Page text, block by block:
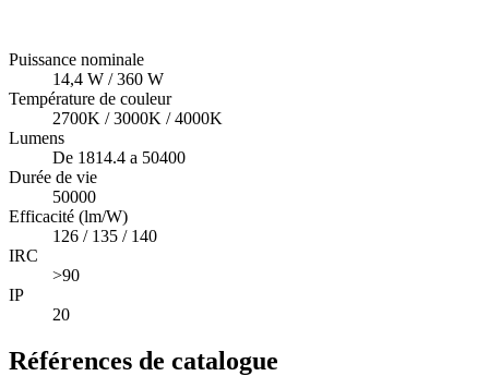
Puissance nominale
14,4 W / 360 W
Température de couleur
2700K / 3000K / 4000K
Lumens
De 1814.4 a 50400
Durée de vie
50000
Efficacité (lm/W)
126 / 135 / 140
IRC
>90
IP
20
Références de catalogue